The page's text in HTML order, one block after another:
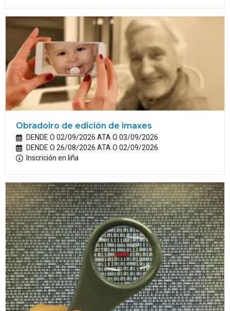
Obradoiro de edición de imaxes
DENDE O 02/09/2026 ATA O 03/09/2026
DENDE O 26/08/2026 ATA O 02/09/2026
Inscrición en liña